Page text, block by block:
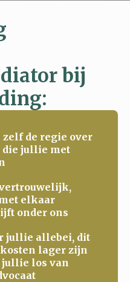
bij
zelf de regie over
die jullie met
elkaar
onder ons
jullie allebei, dit
lager zijn
jullie los van